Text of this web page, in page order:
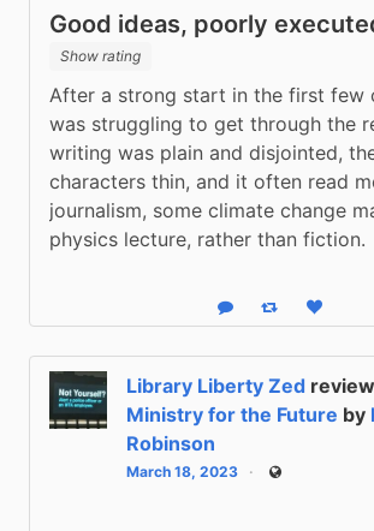
Good ideas, poorly
Show rating
After a strong start in the first few
was struggling to get through the
writing was plain and disjointed,
characters thin, and it often read
journalism, some climate change
physics lecture, rather than fiction.
Reply Boost status
Like
Library Liberty Zed
Ministry for the Future by
Robinson
March 18, 2023 Public